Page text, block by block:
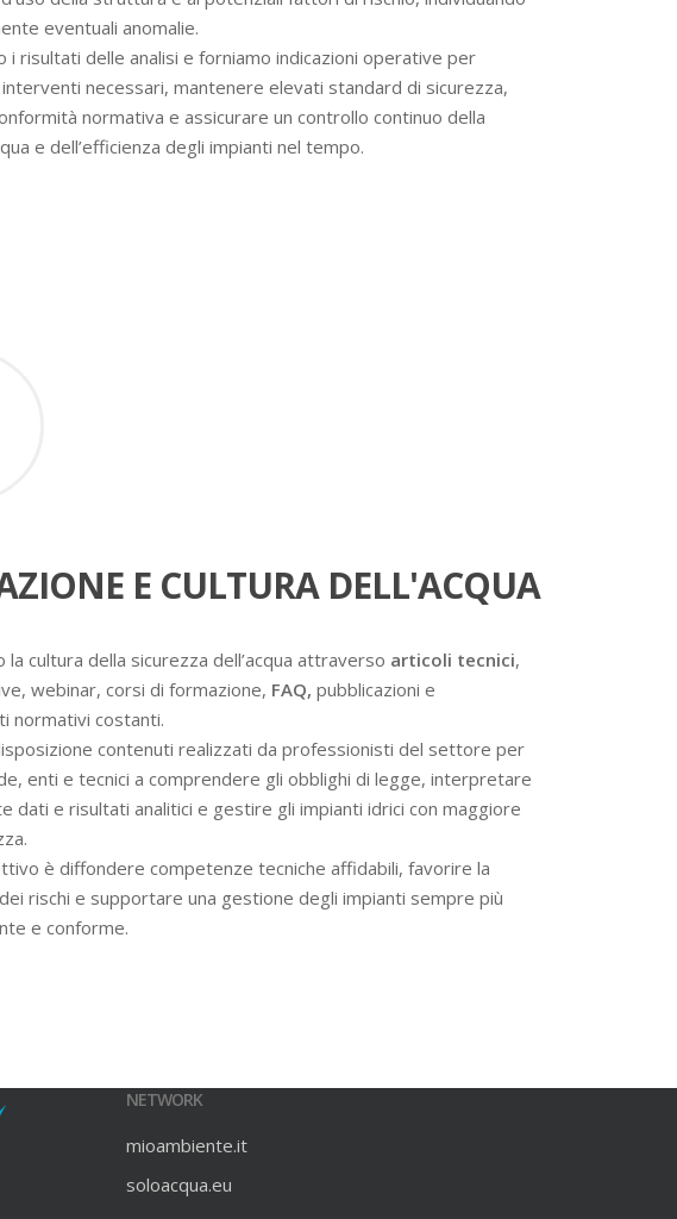
eventuali anomalie.
i risultati delle analisi e forniamo indicazioni operative per
necessari, mantenere elevati standard di sicurezza,
normativa e assicurare un controllo continuo della
e dell’efficienza degli impianti nel tempo.
E CULTURA DELL'ACQUA
la cultura della sicurezza dell’acqua attraverso articoli tecnici,
webinar, corsi di formazione, FAQ, pubblicazioni e
normativi costanti.
contenuti realizzati da professionisti del settore per
enti e tecnici a comprendere gli obblighi di legge, interpretare
dati e risultati analitici e gestire gli impianti idrici con maggiore
è diffondere competenze tecniche affidabili, favorire la
rischi e supportare una gestione degli impianti sempre più
e conforme.
NETWORK
mioambiente.it
soloacqua.eu